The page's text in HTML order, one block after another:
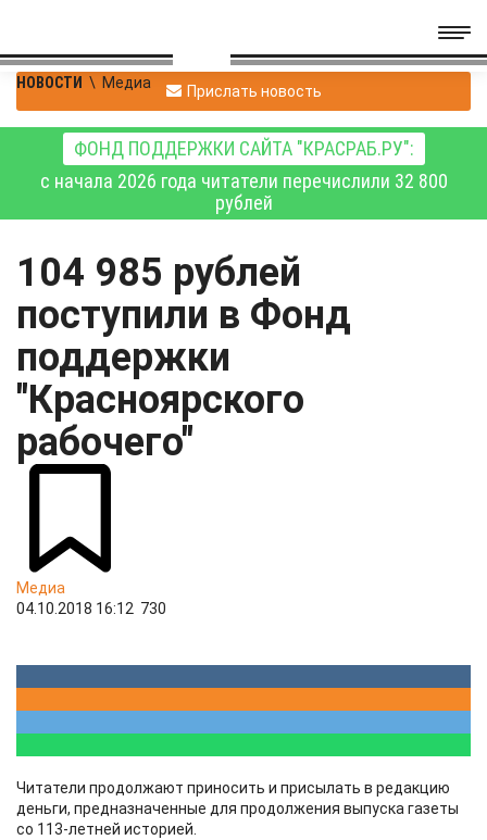
НОВОСТИ \ Медиа Прислать новость
ФОНД ПОДДЕРЖКИ САЙТА "КРАСРАБ.РУ":
с начала 2026 года читатели перечислили 32 800
рублей
104 985 рублей
поступили в Фонд
поддержки
"Красноярского
рабочего"
Медиа
04.10.2018 16:12 730
Читатели продолжают приносить и присылать в редакцию
деньги, предназначенные для продолжения выпуска газеты
со 113-летней историей.